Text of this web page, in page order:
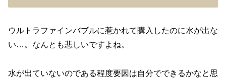
ウルトラファインバブルに惹かれて購入したのに水が出な
い…。なんとも悲しいですよね。
水が出ていないのである程度要因は自分でできるかなと思